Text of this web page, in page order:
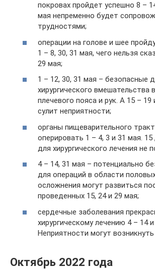
покровах пройдет успешно 8 –
мая непременно будет
трудностями;
операции на голове и шее
1 – 8, 30, 31 мая, чего нельзя
29 мая;
1 – 12, 30, 31 мая – безопасные
хирургического вмешательства
плечевого пояса и рук. А 15 – 19
сулит неприятности;
органы пищеварительного
оперировать 1 – 4, 3 и 31 мая. 15
для хирургического лечения не
4 – 14, 31 мая – потенциально
для операций в области
осложнения могут развиться
проведенных 15, 24 и 29 мая;
сердечные заболевания
хирургическому лечению 4 – 14
Неприятности могут
Октябрь 2022 года